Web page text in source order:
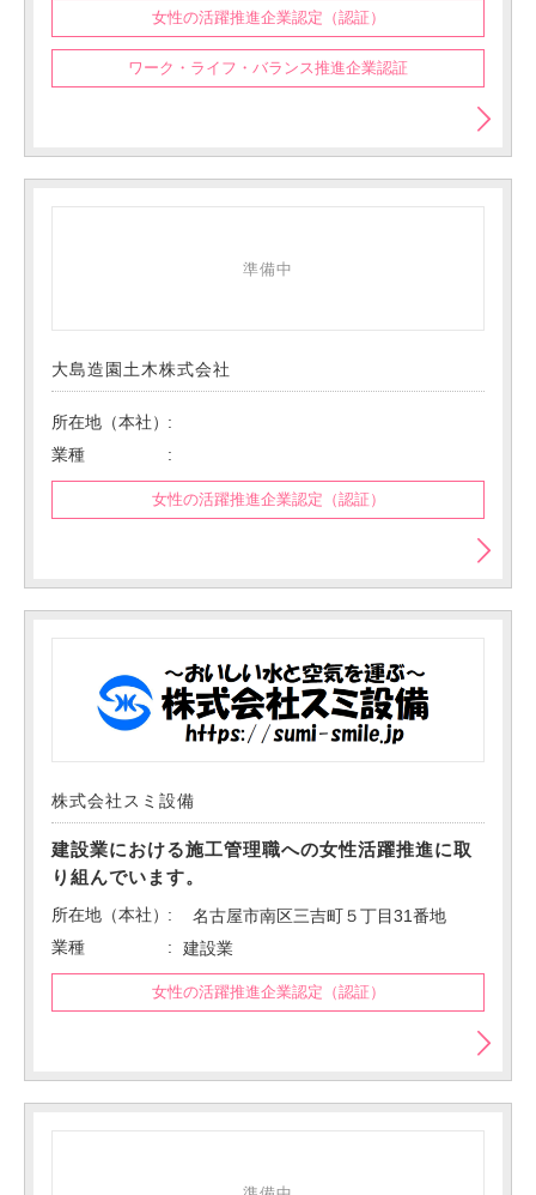
女性の活躍推進企業認定（認証）
ワーク・ライフ・バランス推進企業認証
準備中
大島造園土木株式会社
所在地（本社）
業種
女性の活躍推進企業認定（認証）
株式会社スミ設備
建設業における施工管理職への女性活躍推進に取
り組んでいます。
所在地（本社）
名古屋市南区三吉町５丁目31番地
業種
建設業
女性の活躍推進企業認定（認証）